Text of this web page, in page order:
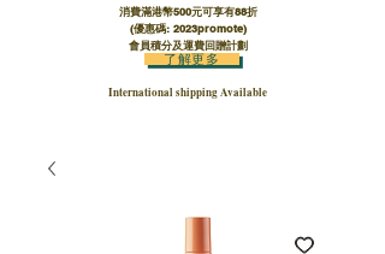
消費滿港幣500元可享有88折
(優惠碼: 2023promote)
會員積分及運費回贈計劃
International shipping Available
了解更多